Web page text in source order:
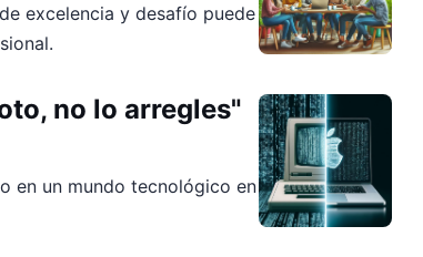
excelencia y desafío puede
no lo arregles"
en un mundo tecnológico en